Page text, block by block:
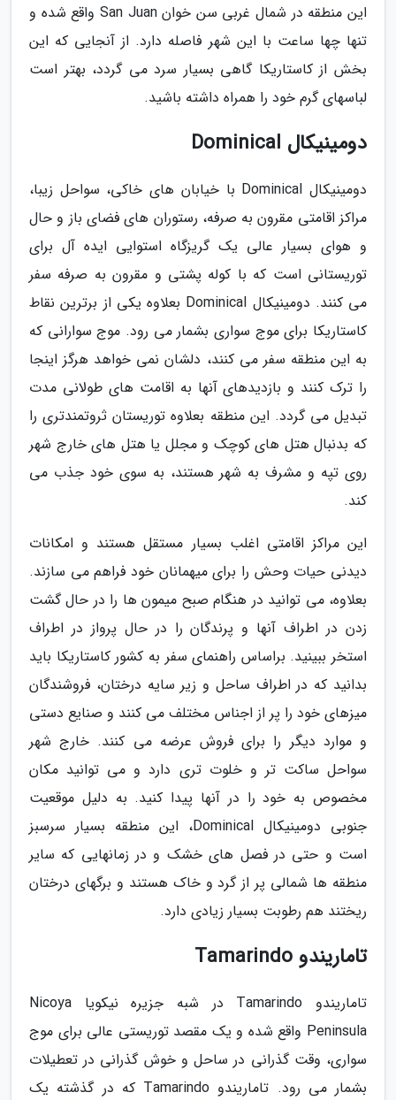
این منطقه در شمال غربی سن خوان San Juan واقع شده و
تنها چها ساعت با این شهر فاصله دارد. از آنجایی که این
بخش از کاستاریکا گاهی بسیار سرد می گردد، بهتر است
لباسهای گرم خود را همراه داشته باشید.
دومینیکال Dominical
دومینیکال Dominical با خیابان های خاکی، سواحل زیبا،
مراکز اقامتی مقرون به صرفه، رستوران های فضای باز و حال
و هوای بسیار عالی یک گریزگاه استوایی ایده آل برای
توریستانی است که با کوله پشتی و مقرون به صرفه سفر
می کنند. دومینیکال Dominical بعلاوه یکی از برترین نقاط
کاستاریکا برای موج سواری بشمار می رود. موج سوارانی که
به این منطقه سفر می کنند، دلشان نمی خواهد هرگز اینجا
را ترک کنند و بازدیدهای آنها به اقامت های طولانی مدت
تبدیل می گردد. این منطقه بعلاوه توریستان ثروتمندتری را
که بدنبال هتل های کوچک و مجلل یا هتل های خارج شهر
روی تپه و مشرف به شهر هستند، به سوی خود جذب می
کند.
این مراکز اقامتی اغلب بسیار مستقل هستند و امکانات
دیدنی حیات وحش را برای میهمانان خود فراهم می سازند.
بعلاوه، می توانید در هنگام صبح میمون ها را در حال گشت
زدن در اطراف آنها و پرندگان را در حال پرواز در اطراف
استخر ببینید. براساس راهنمای سفر به کشور کاستاریکا باید
بدانید که در اطراف ساحل و زیر سایه درختان، فروشندگان
میزهای خود را پر از اجناس مختلف می کنند و صنایع دستی
و موارد دیگر را برای فروش عرضه می کنند. خارج شهر
سواحل ساکت تر و خلوت تری دارد و می توانید مکان
مخصوص به خود را در آنها پیدا کنید. به دلیل موقعیت
جنوبی دومینیکال Dominical، این منطقه بسیار سرسبز
است و حتی در فصل های خشک و در زمانهایی که سایر
منطقه ها شمالی پر از گرد و خاک هستند و برگهای درختان
ریختند هم رطوبت بسیار زیادی دارد.
تاماریندو Tamarindo
تاماریندو Tamarindo در شبه جزیره نیکویا Nicoya
Peninsula واقع شده و یک مقصد توریستی عالی برای موج
سواری، وقت گذرانی در ساحل و خوش گذرانی در تعطیلات
بشمار می رود. تاماریندو Tamarindo که در گذشته یک